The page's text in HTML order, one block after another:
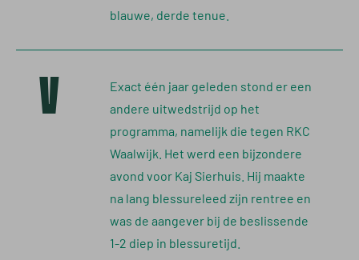
blauwe, derde tenue.
V
Exact één jaar geleden stond er een
andere uitwedstrijd op het
programma, namelijk die tegen RKC
Waalwijk. Het werd een bijzondere
avond voor Kaj Sierhuis. Hij maakte
na lang blessureleed zijn rentree en
was de aangever bij de beslissende
1-2 diep in blessuretijd.